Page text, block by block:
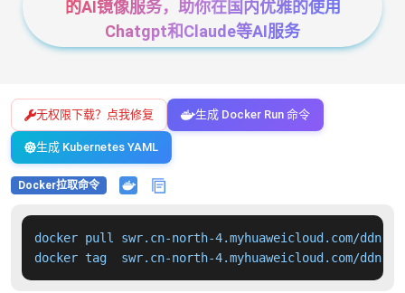
的AI镜像服务，助你在国内优雅的使用
Chatgpt和Claude等AI服务
无权限下载？点我修复 生成 Docker Run 命令
生成 Kubernetes YAML
Docker拉取命令
docker pull swr.cn-north-4.myhuaweicloud.com/ddn-
docker tag  swr.cn-north-4.myhuaweicloud.com/